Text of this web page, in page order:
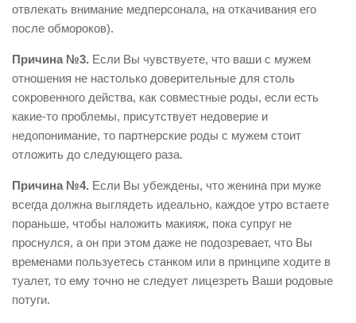
отвлекать внимание медперсонала, на откачивания его
после обмороков).
Причина №3. Если Вы чувствуете, что ваши с мужем
отношения не настолько доверительные для столь
сокровенного действа, как совместные роды, если есть
какие-то проблемы, присутствует недоверие и
недопонимание, то партнерские роды с мужем стоит
отложить до следующего раза.
Причина №4. Если Вы убеждены, что женина при муже
всегда должна выглядеть идеально, каждое утро встаете
пораньше, чтобы наложить макияж, пока супруг не
проснулся, а он при этом даже не подозревает, что Вы
временами пользуетесь станком или в принципе ходите в
туалет, то ему точно не следует лицезреть Ваши родовые
потуги.